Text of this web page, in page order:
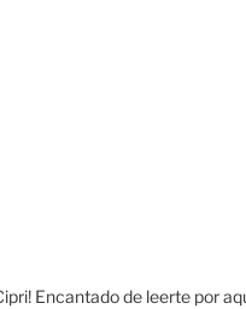
Encantado de leerte por